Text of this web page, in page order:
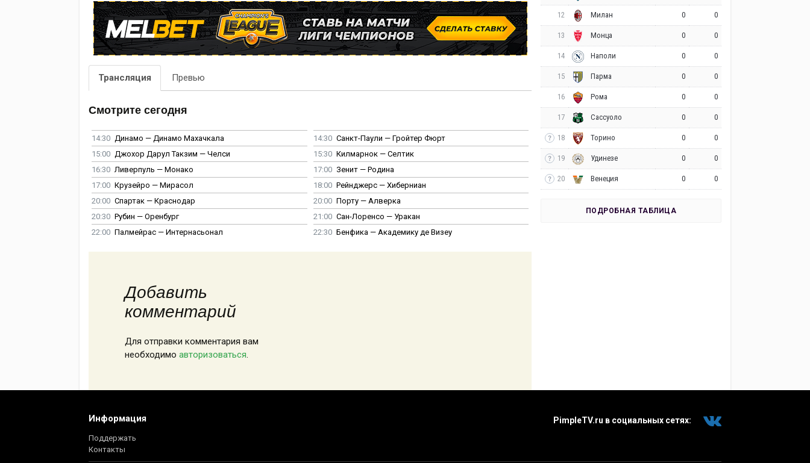
Трансляция Превью
Смотрите сегодня
14:30 Динамо — Динамо Махачкала 14:30 Санкт-Паули — Гройтер Фюрт
15:00 Джохор Дарул Такзим — Челси 15:30 Килмарнок — Селтик
16:30 Ливерпуль — Монако 17:00 Зенит — Родина
17:00 Крузейро — Мирасол 18:00 Рейнджерс — Хиберниан
20:00 Спартак — Краснодар 20:00 Порту — Алверка
20:30 Рубин — Оренбург 21:00 Сан-Лоренсо — Уракан
22:00 Палмейрас — Интернасьонал 22:30 Бенфика — Академику де Визеу
Добавить
комментарий
Для отправки комментария вам
необходимо авторизоваться.
12 Милан 0 0
13 Монца 0 0
14 Наполи 0 0
15 Парма 0 0
16 Рома 0 0
17 Сассуоло 0 0
18 Торино 0 0
19 Удинезе 0 0
20 Венеция 0 0
ПОДРОБНАЯ ТАБЛИЦА
Информация
Поддержать
Контакты
PimpleTV.ru в социальных сетях: